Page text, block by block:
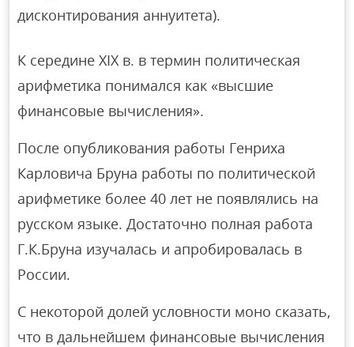
дисконтирования аннуитета).
К середине XIX в. в термин политическая
арифметика понимался как «высшие
финансовые вычисления».
После опубликования работы Генриха
Карловича Бруна работы по политической
арифметике более 40 лет не появлялись на
русском языке. Достаточно полная работа
Г.К.Бруна изучалась и апробировалась в
России.
С некоторой долей условности моно сказать,
что в дальнейшем финансовые вычисления